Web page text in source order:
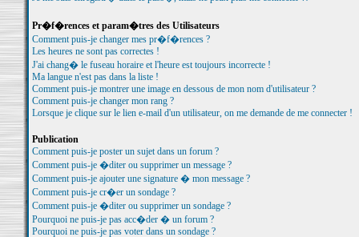
Pr�f�rences et param�tres des Utilisateurs
Comment puis-je changer mes pr�f�rences ?
Les heures ne sont pas correctes !
J'ai chang� le fuseau horaire et l'heure est toujours incorrecte !
Ma langue n'est pas dans la liste !
Comment puis-je montrer une image en dessous de mon nom d'utilisateur ?
Comment puis-je changer mon rang ?
Lorsque je clique sur le lien e-mail d'un utilisateur, on me demande de me connecter !
Publication
Comment puis-je poster un sujet dans un forum ?
Comment puis-je �diter ou supprimer un message ?
Comment puis-je ajouter une signature � mon message ?
Comment puis-je cr�er un sondage ?
Comment puis-je �diter ou supprimer un sondage ?
Pourquoi ne puis-je pas acc�der � un forum ?
Pourquoi ne puis-je pas voter dans un sondage ?